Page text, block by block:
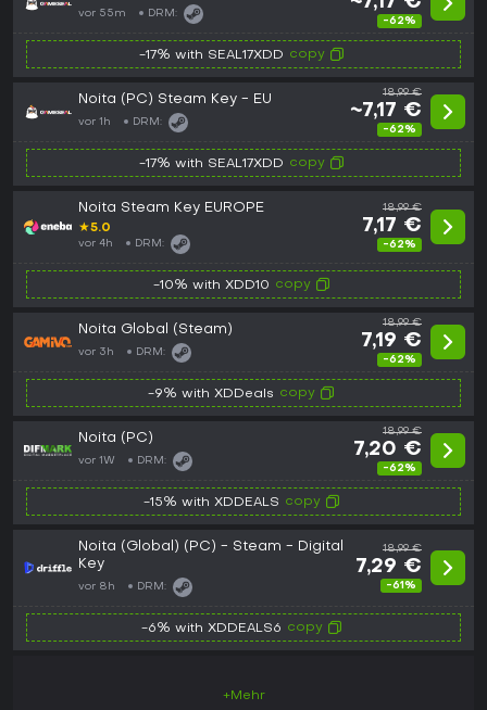
vor 55m DRM:
-62%
-17% with SEAL17XDD copy
Noita (PC) Steam Key - EU
vor 1h DRM:
18,99 €
~7,17 €
-62%
-17% with SEAL17XDD copy
Noita Steam Key EUROPE
★5.0
vor 4h DRM:
18,99 €
7,17 €
-62%
-10% with XDD10 copy
Noita Global (Steam)
vor 3h DRM:
18,99 €
7,19 €
-62%
-9% with XDDeals copy
Noita (PC)
vor 1W DRM:
18,99 €
7,20 €
-62%
-15% with XDDEALS copy
Noita (Global) (PC) - Steam - Digital
Key
vor 8h DRM:
18,99 €
7,29 €
-61%
-6% with XDDEALS6 copy
+Mehr